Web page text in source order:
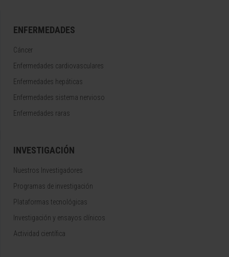
ENFERMEDADES
Cáncer
Enfermedades cardiovasculares
Enfermedades hepáticas
Enfermedades sistema nervioso
Enfermedades raras
INVESTIGACIÓN
Nuestros Investigadores
Programas de investigación
Plataformas tecnológicas
Investigación y ensayos clínicos
Actividad científica